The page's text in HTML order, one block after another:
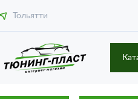
Тольятти